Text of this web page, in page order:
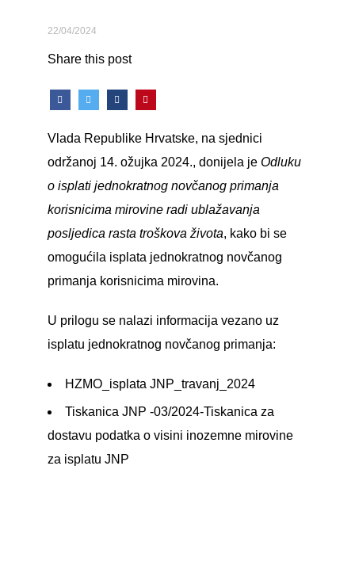
22/04/2024
Share this post
Vlada Republike Hrvatske, na sjednici
održanoj 14. ožujka 2024., donijela je Odluku
o isplati jednokratnog novčanog primanja
korisnicima mirovine radi ublažavanja
posljedica rasta troškova života, kako bi se
omogućila isplata jednokratnog novčanog
primanja korisnicima mirovina.
U prilogu se nalazi informacija vezano uz
isplatu jednokratnog novčanog primanja:
HZMO_isplata JNP_travanj_2024
Tiskanica JNP -03/2024-Tiskanica za
dostavu podatka o visini inozemne mirovine
za isplatu JNP